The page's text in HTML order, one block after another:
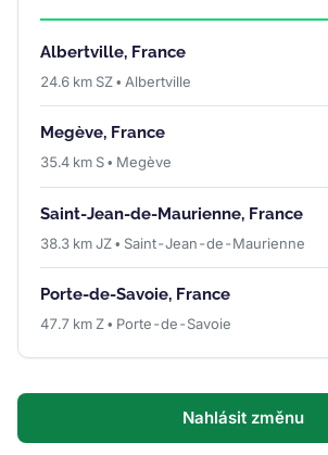
Albertville, France
24.6 km SZ • Albertville
Megève, France
35.4 km S • Megève
Saint-Jean-de-Maurienne, France
38.3 km JZ • Saint-Jean-de-Maurienne
Porte-de-Savoie, France
47.7 km Z • Porte-de-Savoie
Nahlásit změnu